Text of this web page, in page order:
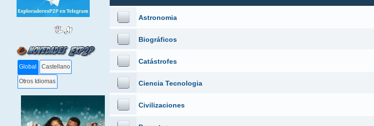
Global Castellano
Otros Idiomas
Astronomia
Biográficos
Catástrofes
Ciencia Tecnologia
Civilizaciones